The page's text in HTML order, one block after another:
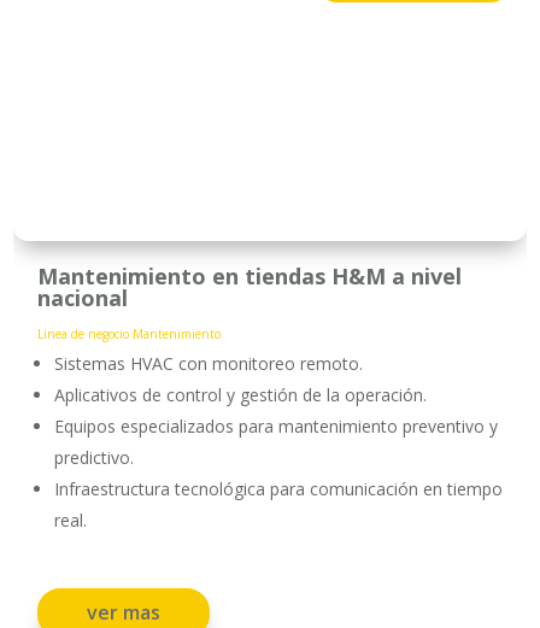
Mantenimiento en tiendas H&M a nivel
nacional
Línea de negocio Mantenimiento
Sistemas HVAC con monitoreo remoto.
Aplicativos de control y gestión de la operación.
Equipos especializados para mantenimiento preventivo y
predictivo.
Infraestructura tecnológica para comunicación en tiempo
real.
ver mas